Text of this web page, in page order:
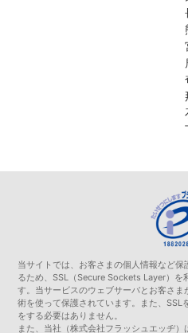
当サイトでは、お客さまの個人情報など
るため、SSL（Secure Sockets Layer）を
す。当サービスのウェブサーバとお客さ
術を使って保護されています。また、SSL
をする必要はありません。
また、当社（株式会社フラッシュエッヂ